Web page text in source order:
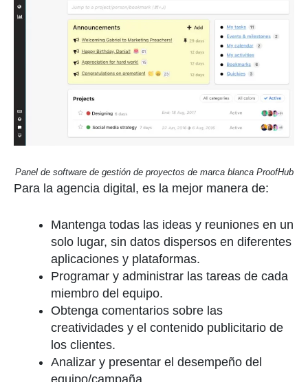
Panel de software de gestión de proyectos de marca blanca ProofHub
Para la agencia digital, es la mejor manera de:
Mantenga todas las ideas y reuniones en un
solo lugar, sin datos dispersos en diferentes
aplicaciones y plataformas.
Programar y administrar las tareas de cada
miembro del equipo.
Obtenga comentarios sobre las
creatividades y el contenido publicitario de
los clientes.
Analizar y presentar el desempeño del